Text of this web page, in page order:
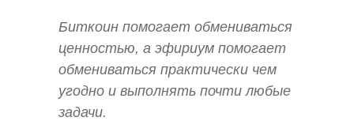
Биткоин помогает обмениваться
ценностью, а эфириум помогает
обмениваться практически чем
угодно и выполнять почти любые
задачи.